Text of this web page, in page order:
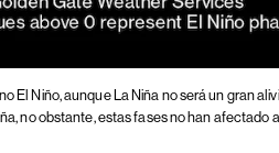
El Niño, aunque La Niña no será un gran
no obstante, estas fases no han